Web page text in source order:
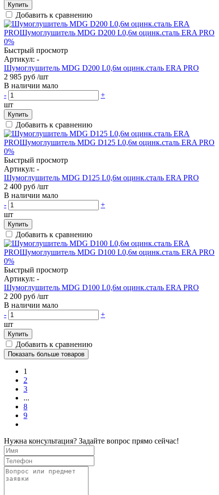
Купить
Добавить к сравнению
0%
Быстрый просмотр
Артикул: -
Шумоглушитель MDG D200 L0,6м оцинк.сталь ERA PRO
2 985 руб /шт
В наличии мало
-
+
шт
Купить
Добавить к сравнению
0%
Быстрый просмотр
Артикул: -
Шумоглушитель MDG D125 L0,6м оцинк.сталь ERA PRO
2 400 руб /шт
В наличии мало
-
+
шт
Купить
Добавить к сравнению
0%
Быстрый просмотр
Артикул: -
Шумоглушитель MDG D100 L0,6м оцинк.сталь ERA PRO
2 200 руб /шт
В наличии мало
-
+
шт
Купить
Добавить к сравнению
Показать больше товаров
1
2
3
...
8
9
Нужна консультация? Задайте вопрос прямо сейчас!